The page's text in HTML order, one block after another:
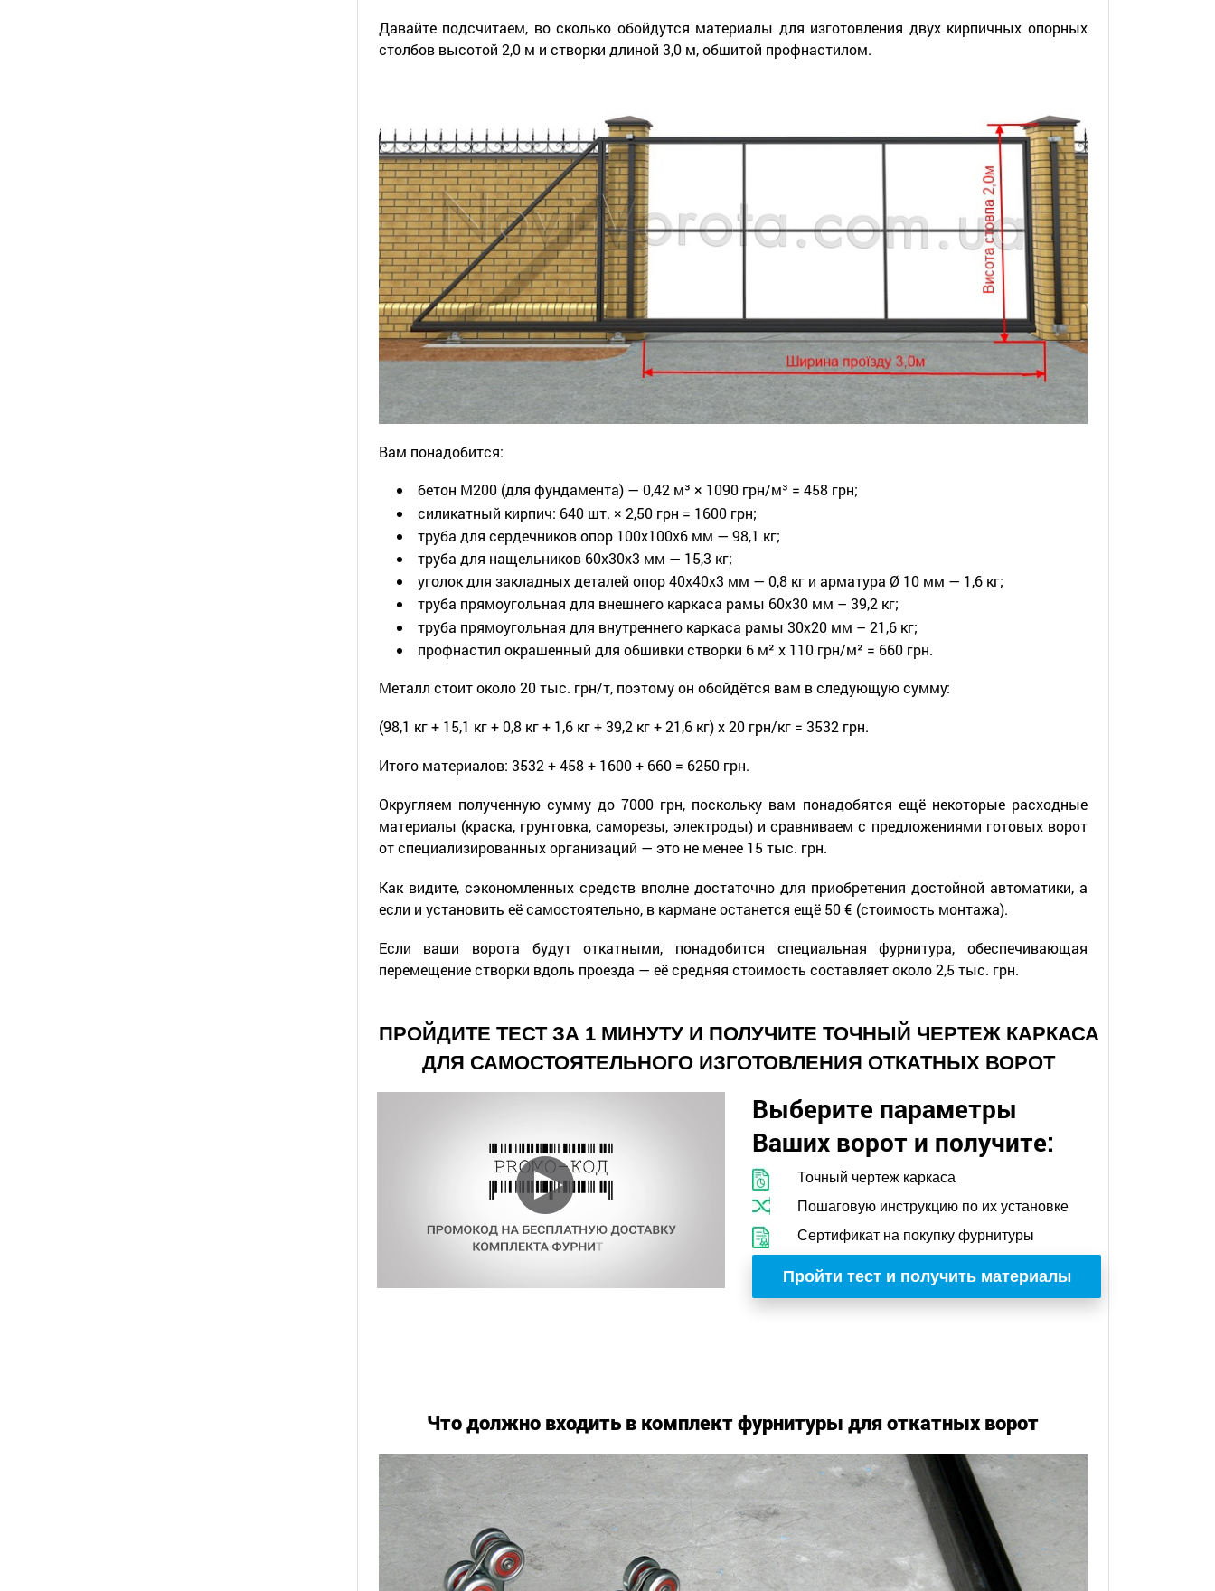
Давайте подсчитаем, во сколько обойдутся материалы для изготовления двух кирпичных опорных
столбов высотой 2,0 м и створки длиной 3,0 м, обшитой профнастилом.
Вам понадобится:
бетон М200 (для фундамента) — 0,42 м³ × 1090 грн/м³ = 458 грн;
силикатный кирпич: 640 шт. × 2,50 грн = 1600 грн;
труба для сердечников опор 100х100х6 мм — 98,1 кг;
труба для нащельников 60х30х3 мм — 15,3 кг;
уголок для закладных деталей опор 40х40х3 мм — 0,8 кг и арматура Ø 10 мм — 1,6 кг;
труба прямоугольная для внешнего каркаса рамы 60х30 мм – 39,2 кг;
труба прямоугольная для внутреннего каркаса рамы 30х20 мм – 21,6 кг;
профнастил окрашенный для обшивки створки 6 м² х 110 грн/м² = 660 грн.
Металл стоит около 20 тыс. грн/т, поэтому он обойдётся вам в следующую сумму:
(98,1 кг + 15,1 кг + 0,8 кг + 1,6 кг + 39,2 кг + 21,6 кг) х 20 грн/кг = 3532 грн.
Итого материалов: 3532 + 458 + 1600 + 660 = 6250 грн.
Округляем полученную сумму до 7000 грн, поскольку вам понадобятся ещё некоторые расходные
материалы (краска, грунтовка, саморезы, электроды) и сравниваем с предложениями готовых ворот
от специализированных организаций — это не менее 15 тыс. грн.
Как видите, сэкономленных средств вполне достаточно для приобретения достойной автоматики, а
если и установить её самостоятельно, в кармане останется ещё 50 € (стоимость монтажа).
Если ваши ворота будут откатными, понадобится специальная фурнитура, обеспечивающая
перемещение створки вдоль проезда — её средняя стоимость составляет около 2,5 тыс. грн.
ПРОЙДИТЕ ТЕСТ ЗА 1 МИНУТУ И ПОЛУЧИТЕ ТОЧНЫЙ ЧЕРТЕЖ КАРКАСА
ДЛЯ САМОСТОЯТЕЛЬНОГО ИЗГОТОВЛЕНИЯ ОТКАТНЫХ ВОРОТ
Выберите параметры
Ваших ворот и получите:
Точный чертеж каркаса
Пошаговую инструкцию по их установке
Сертификат на покупку фурнитуры
Пройти тест и получить материалы
Что должно входить в комплект фурнитуры для откатных ворот